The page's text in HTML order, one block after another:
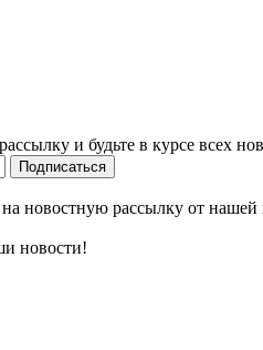
и будьте в курсе всех
Подписаться
новостную рассылку от
новости!